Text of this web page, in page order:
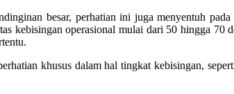
besar, perhatian ini juga menyentuh
kebisingan operasional mulai dari 50 hingga 70
khusus dalam hal tingkat kebisingan,